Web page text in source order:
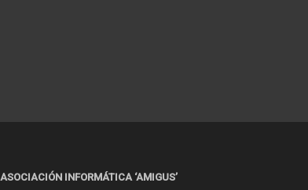
ASOCIACIÓN INFORMÁTICA ‘AMIGUS’